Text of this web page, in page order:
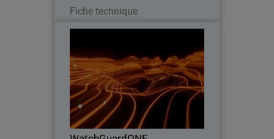
Fiche technique
Body
Découvrez comment le programme de
partenariat de WatchGuard peut
générer une rentabilité et une efficacité
accrues grâce à l'engagement et à la